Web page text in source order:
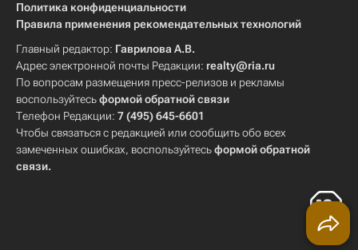
Политика конфиденциальности
Правила применения рекомендательных технологий
Главный редактор: Гаврилова А.В.
Адрес электронной почты Редакции: realty@ria.ru
По вопросам размещения пресс-релизов и рекламы
воспользуйтесьформой обратной связи
Телефон Редакции: 7 (495) 645-6601
Чтобы связаться с редакцией или сообщить обо всех
замеченных ошибках, воспользуйтесьформой обратной
связи.